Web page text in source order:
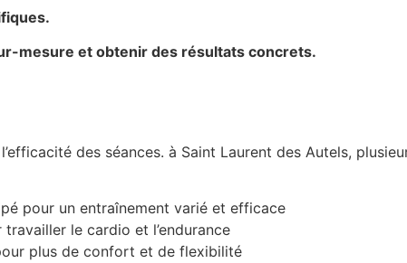
mesure et obtenir des résultats concrets.
des séances. à Saint Laurent des Autels,
pour un entraînement varié et efficace
le cardio et l’endurance
plus de confort et de flexibilité